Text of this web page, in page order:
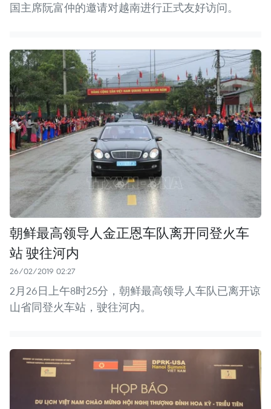
国主席阮富仲的邀请对越南进行正式友好访问。
朝鲜最高领导人金正恩车队离开同登火车
站 驶往河内
26/02/2019 02:27
2月26日上午8时25分，朝鲜最高领导人车队已离开谅
山省同登火车站，驶往河内。